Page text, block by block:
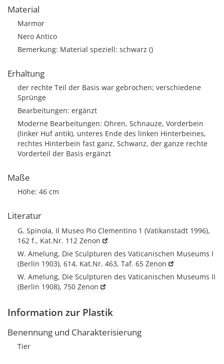
Material
Marmor
Nero Antico
Bemerkung: Material speziell: schwarz ()
Erhaltung
der rechte Teil der Basis war gebrochen; verschiedene
Sprünge
Bearbeitungen: ergänzt
Moderne Bearbeitungen: Ohren, Schnauze, Vorderbein
(linker Huf antik), unteres Ende des linken Hinterbeines,
rechtes Hinterbein fast ganz, Schwanz, der ganze rechte
Vorderteil der Basis ergänzt
Maße
Höhe: 46 cm
Literatur
G. Spinola, Il Museo Pio Clementino 1 (Vatikanstadt 1996),
162 f., Kat.Nr. 112 Zenon
W. Amelung, Die Sculpturen des Vaticanischen Museums I
(Berlin 1903), 614, Kat.Nr. 463, Taf. 65 Zenon
W. Amelung, Die Sculpturen des Vaticanischen Museums II
(Berlin 1908), 750 Zenon
Information zur Plastik
Benennung und Charakterisierung
Tier